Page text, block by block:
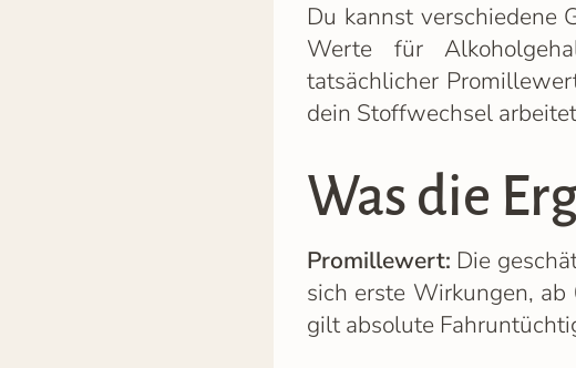
Du kannst verschiedene
Werte für
tatsächlicher
dein Stoffwechsel
Was die
Promillewert: Die
sich erste Wirkungen,
gilt absolute